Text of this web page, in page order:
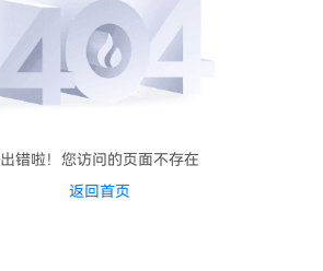
出错啦！您访问的页面不存在
返回首页